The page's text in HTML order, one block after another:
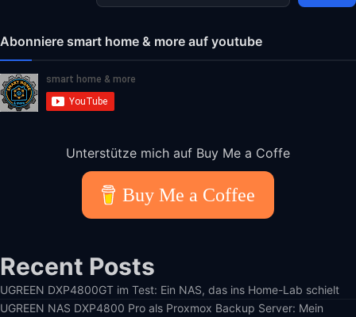
Abonniere smart home & more auf youtube
Unterstütze mich auf Buy Me a Coffe
Buy Me a Coffee
Recent Posts
UGREEN DXP4800GT im Test: Ein NAS, das ins Home-Lab schielt
UGREEN NAS DXP4800 Pro als Proxmox Backup Server: Mein